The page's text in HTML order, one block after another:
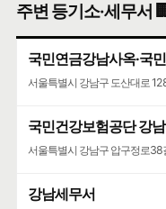
서울특별시 강남구 학동로101길
청담청하우편취급국
서울특별시 강남구 도산대로
주변 등기소·세무서
국민연금강남사옥·국
서울특별시 강남구 도산대로
국민건강보험공단 강
서울특별시 강남구 압구정로38
강남세무서